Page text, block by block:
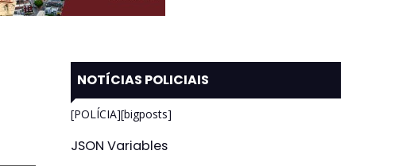
NOTÍCIAS POLICIAIS
[POLÍCIA][bigposts]
JSON Variables